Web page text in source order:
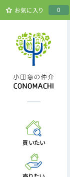
お気に入り 0
買いたい